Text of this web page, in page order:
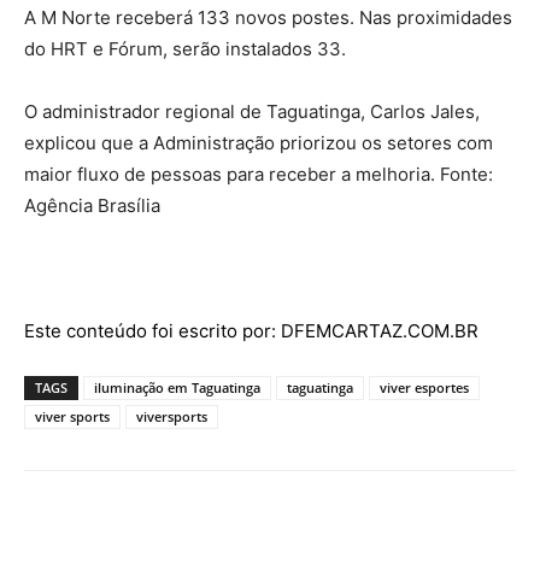
A M Norte receberá 133 novos postes. Nas proximidades
do HRT e Fórum, serão instalados 33.
O administrador regional de Taguatinga, Carlos Jales,
explicou que a Administração priorizou os setores com
maior fluxo de pessoas para receber a melhoria. Fonte:
Agência Brasília
Este conteúdo foi escrito por: DFEMCARTAZ.COM.BR
TAGS iluminação em Taguatinga taguatinga
viver esportes
viver sports
viversports